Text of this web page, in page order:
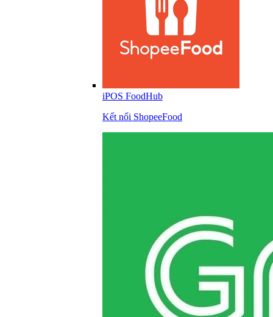
iPOS FoodHub
Kết nối ShopeeFood